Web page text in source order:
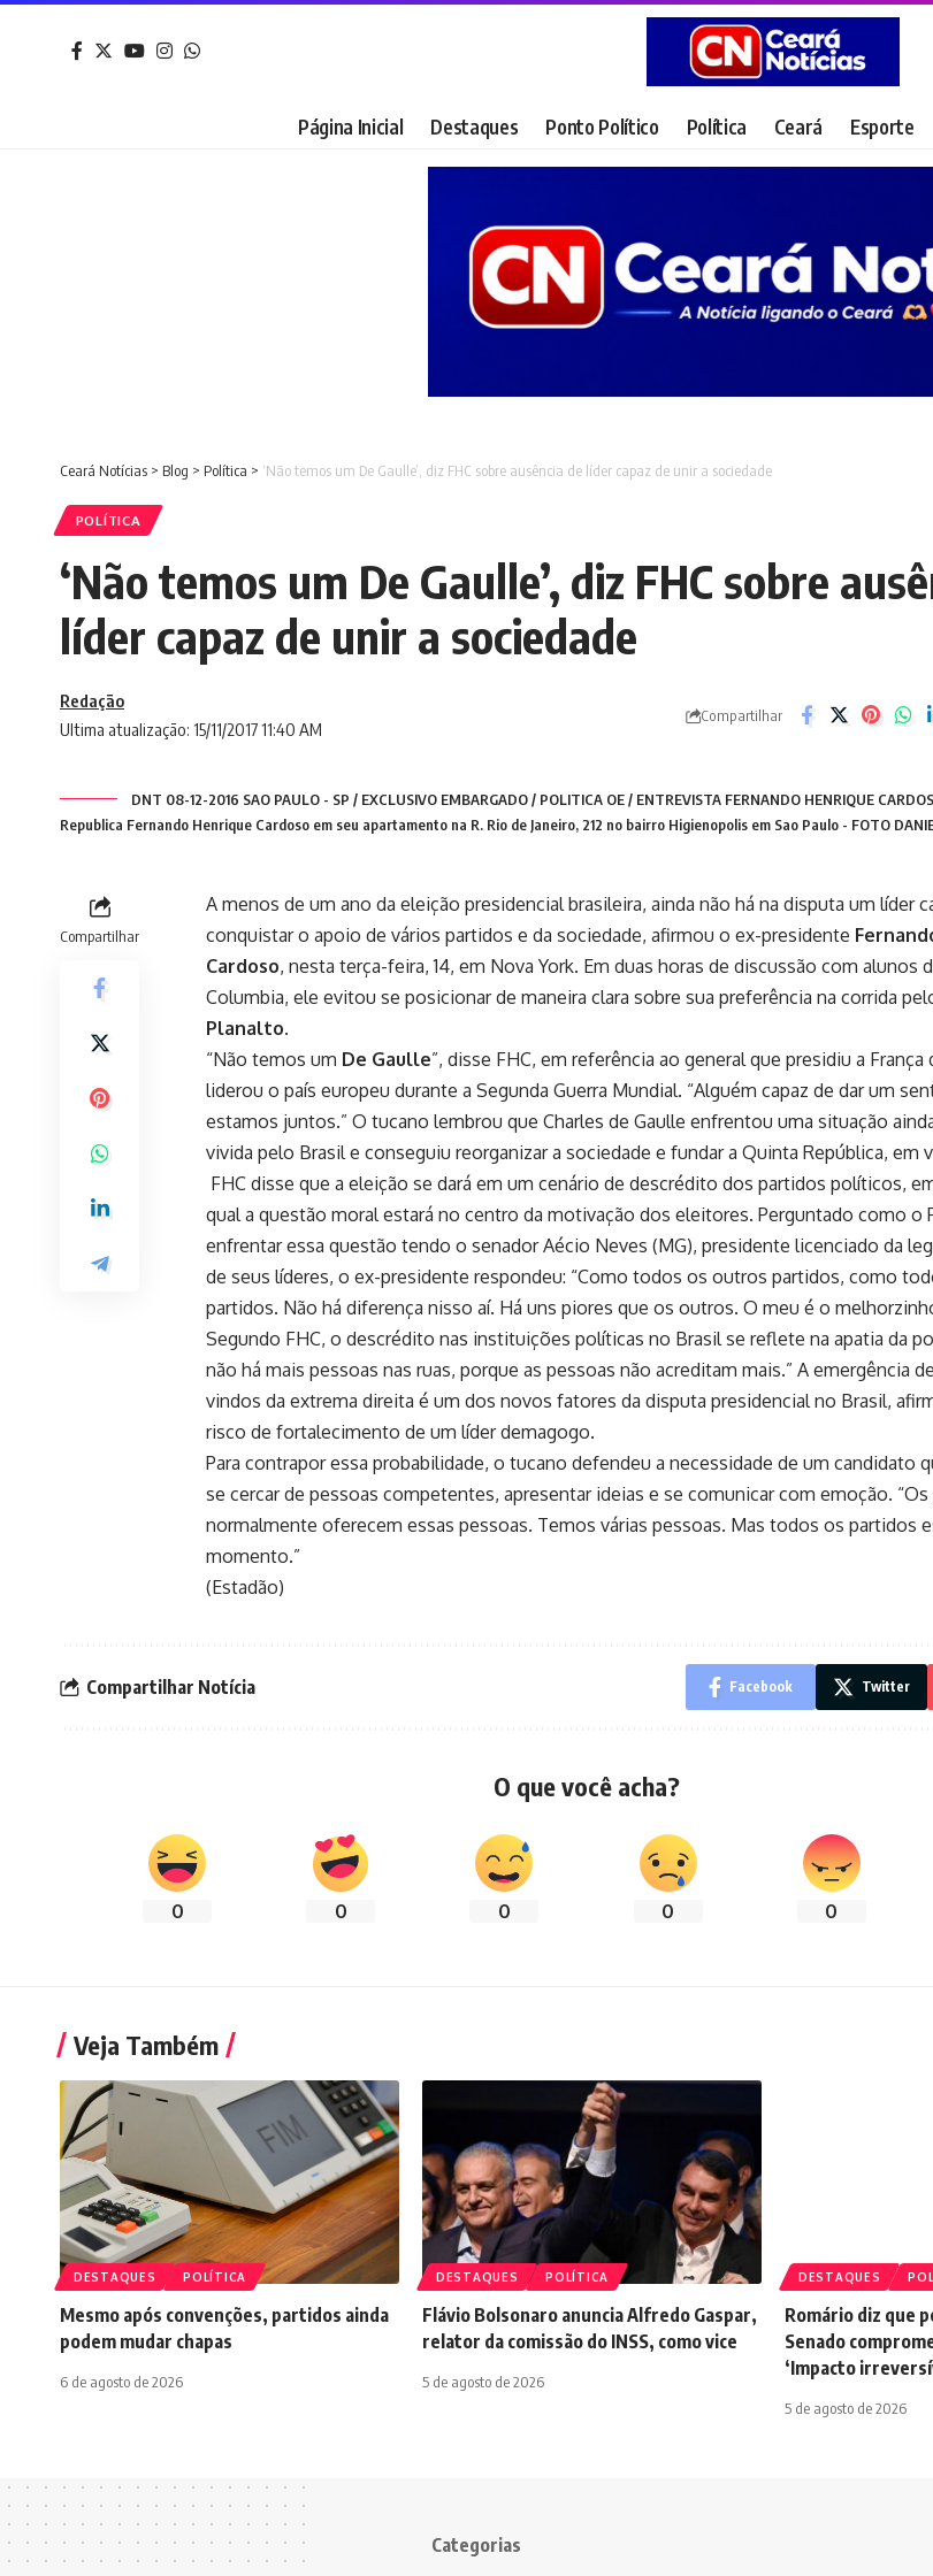
Página Inicial Destaques Ponto Político Política Ceará Esporte
Ceará Notícias > Blog > Política > ‘Não temos um De Gaulle’, diz FHC sobre ausência de líder capaz de unir a sociedade
POLÍTICA
‘Não temos um De Gaulle’, diz FHC sobre
líder capaz de unir a sociedade
Ultima atualização: 15/11/2017 11:40 AM
Redação
Compartilhar
DNT 08-12-2016 SAO PAULO - SP / EXCLUSIVO EMBARGADO / POLITICA OE / ENTREVISTA FERNANDO HENRIQUE
Republica Fernando Henrique Cardoso em seu apartamento na R. Rio de Janeiro, 212 no bairro Higienopolis em Sao Paulo - FOTO
Compartilhar
A menos de um ano da eleição presidencial brasileira, ainda não há na disputa um líder
conquistar o apoio de vários partidos e da sociedade, afirmou o ex-presidente
Cardoso, nesta terça-feira, 14, em Nova York. Em duas horas de discussão com alunos
Columbia, ele evitou se posicionar de maneira clara sobre sua preferência na corrida
Planalto.
“Não temos um De Gaulle”, disse FHC, em referência ao general que presidiu a França
liderou o país europeu durante a Segunda Guerra Mundial. “Alguém capaz de dar um
estamos juntos.” O tucano lembrou que Charles de Gaulle enfrentou uma situação
vivida pelo Brasil e conseguiu reorganizar a sociedade e fundar a Quinta República, em
FHC disse que a eleição se dará em um cenário de descrédito dos partidos políticos,
qual a questão moral estará no centro da motivação dos eleitores. Perguntado como o
enfrentar essa questão tendo o senador Aécio Neves (MG), presidente licenciado da
de seus líderes, o ex-presidente respondeu: “Como todos os outros partidos, como
partidos. Não há diferença nisso aí. Há uns piores que os outros. O meu é o
Segundo FHC, o descrédito nas instituições políticas no Brasil se reflete na apatia da
não há mais pessoas nas ruas, porque as pessoas não acreditam mais.” A emergência
vindos da extrema direita é um dos novos fatores da disputa presidencial no Brasil,
risco de fortalecimento de um líder demagogo.
Para contrapor essa probabilidade, o tucano defendeu a necessidade de um candidato
se cercar de pessoas competentes, apresentar ideias e se comunicar com emoção.
normalmente oferecem essas pessoas. Temos várias pessoas. Mas todos os partidos
momento.”
(Estadão)
Compartilhar Notícia Facebook Twitter
O que você acha?
0 0 0 0 0
Veja Também
DESTAQUES POLÍTICA
Mesmo após convenções, partidos ainda
podem mudar chapas
6 de agosto de 2026
DESTAQUES POLÍTICA
Flávio Bolsonaro anuncia Alfredo Gaspar,
relator da comissão do INSS, como vice
5 de agosto de 2026
DESTAQUES
Romário diz que
Senado
‘Impacto
5 de agosto de 2026
Categorias